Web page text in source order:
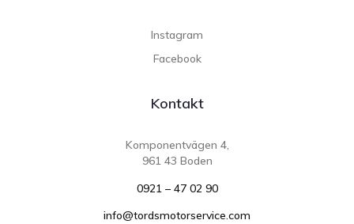
Instagram
Facebook
Kontakt
Komponentvägen 4,
961 43 Boden
0921 – 47 02 90
info@tordsmotorservice.com